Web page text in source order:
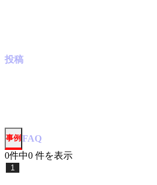
投稿
事例 FAQ
0件中0 件を表示
1